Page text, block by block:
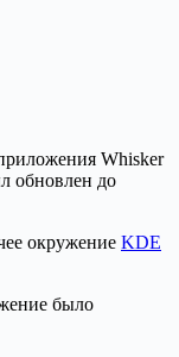
Whisker
обновлен до
окружение KDE
было